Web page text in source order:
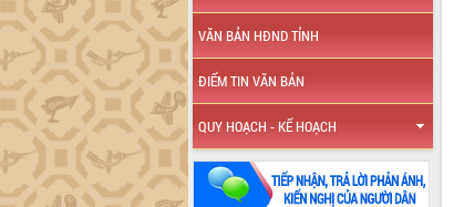
VĂN BẢN HĐND TỈNH
ĐIỂM TIN VĂN BẢN
QUY HOẠCH - KẾ HOẠCH